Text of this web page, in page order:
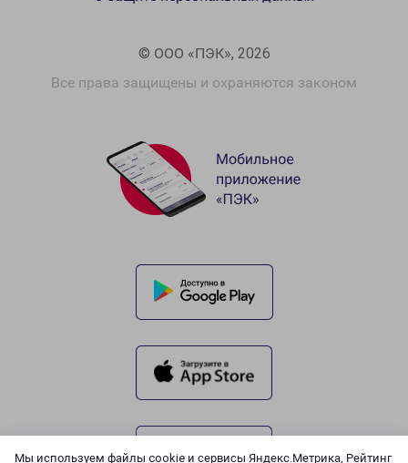
Мы используем файлы cookie и сервисы Яндекс.Метрика, Рейтинг
© ООО «ПЭК», 2026
Все права защищены и охраняются законом